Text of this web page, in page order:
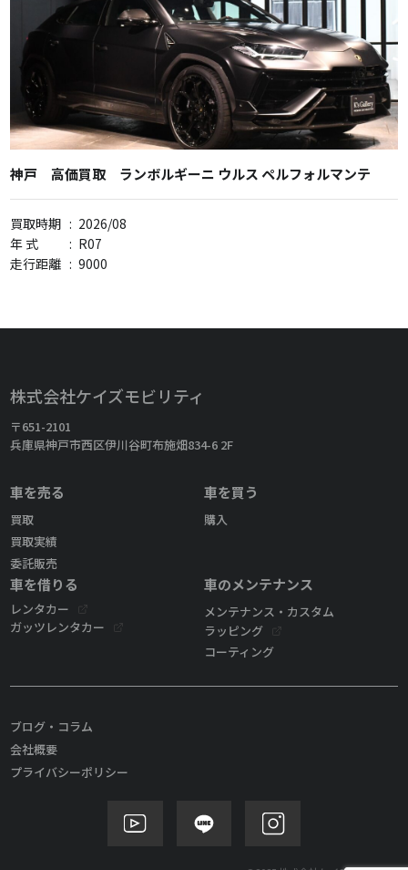
神戸 高価買取 ランボルギーニ ウルス ペルフォルマンテ
買取時期 : 2026/08
年 式
: R07
走行距離 : 9000
株式会社ケイズモビリティ
〒651-2101
兵庫県神戸市西区伊川谷町布施畑834-6 2F
車を売る
買取
買取実績
委託販売
車を買う
購入
車を借りる
レンタカー
ガッツレンタカー
車のメンテナンス
メンテナンス・カスタム
ラッピング
コーティング
ブログ・コラム
会社概要
プライバシーポリシー